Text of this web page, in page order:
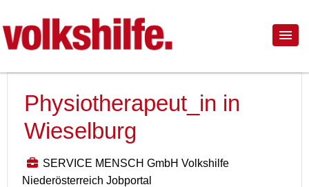
Physiotherapeut_in in
Wieselburg
SERVICE MENSCH GmbH Volkshilfe
Niederösterreich Jobportal